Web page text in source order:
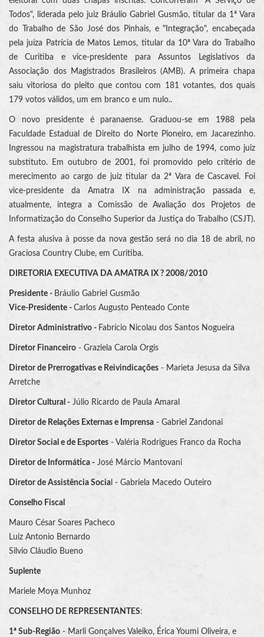
Todos", liderada pelo juiz Bráulio Gabriel Gusmão, titular da 1ª Vara
do Trabalho de São José dos Pinhais, e "Integração", encabeçada
pela juíza Patrícia de Matos Lemos, titular da 10ª Vara do Trabalho
de Curitiba e vice-presidente para Assuntos Legislativos da
Associação dos Magistrados Brasileiros (AMB). A primeira chapa
saiu vitoriosa do pleito que contou com 181 votantes, dos quais
179 votos válidos, um em branco e um nulo..
O novo presidente é paranaense. Graduou-se em 1988 pela
Faculdade Estadual de Direito do Norte Pioneiro, em Jacarezinho.
Ingressou na magistratura trabalhista em julho de 1994, como juiz
substituto. Em outubro de 2001, foi promovido pelo critério de
merecimento ao cargo de juiz titular da 2ª Vara de Cascavel. Foi
vice-presidente da Amatra IX na administração passada e,
atualmente, integra a Comissão de Avaliação dos Projetos de
Informatização do Conselho Superior da Justiça do Trabalho (CSJT).
A festa alusiva à posse da nova gestão será no dia 18 de abril, no
Graciosa Country Clube, em Curitiba.
DIRETORIA EXECUTIVA DA AMATRA IX ? 2008/2010
Presidente - Bráulio Gabriel Gusmão
Vice-Presidente - Carlos Augusto Penteado Conte
Diretor Administrativo - Fabrício Nicolau dos Santos Nogueira
Diretor Financeiro - Graziela Carola Orgis
Diretor de Prerrogativas e Reivindicações - Marieta Jesusa da Silva
Arretche
Diretor Cultural - Júlio Ricardo de Paula Amaral
Diretor de Relações Externas e Imprensa - Gabriel Zandonai
Diretor Social e de Esportes - Valéria Rodrigues Franco da Rocha
Diretor de Informática - José Márcio Mantovani
Diretor de Assistência Socia l - Gabriela Macedo Outeiro
Conselho Fiscal
Mauro César Soares Pacheco
Luiz Antonio Bernardo
Silvio Cláudio Bueno
Suplente
Mariele Moya Munhoz
CONSELHO DE REPRESENTANTES:
1ª Sub-Região - Marli Gonçalves Valeiko, Érica Youmi Oliveira, e